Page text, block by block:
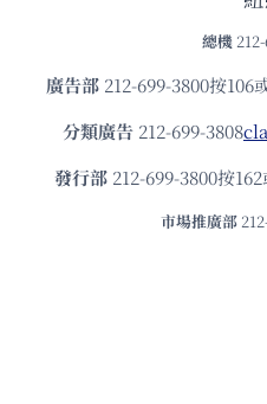
總機
廣告部212-699-3800按106
分類廣告 212-699-3808
發⾏部 212-699-3800按
市場推廣部